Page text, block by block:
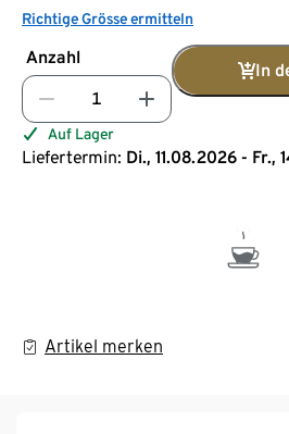
Richtige Grösse ermitteln
Anzahl
In
Auf Lager
Liefertermin: Di., 11.08.2026 - Fr.,
Artikel merken